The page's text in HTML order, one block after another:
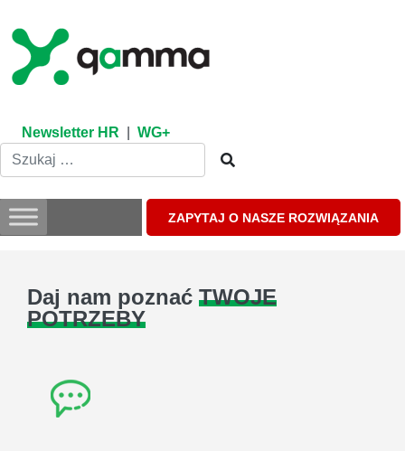
content
Newsletter HR WG+
ZAPYTAJ O NASZE ROZWIĄZANIA
Daj nam poznać TWOJE
POTRZEBY